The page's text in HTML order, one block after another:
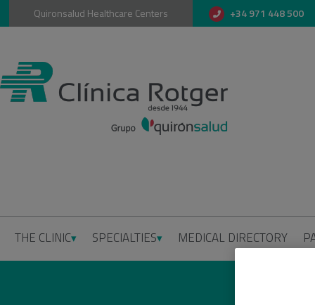
Quironsalud Healthcare Centers +34 971 448 500
THE CLINIC SPECIALTIES MEDICAL DIRECTORY